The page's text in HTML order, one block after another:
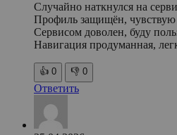
Случайно наткнулся на
Профиль защищён, чувствую
Сервисом доволен, буду
Навигация продуманная,
👍 0 👎 0
Ответить